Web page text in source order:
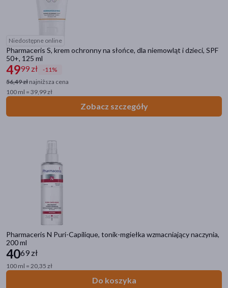
Niedostępne online
Pharmaceris S, krem ochronny na słońce, dla niemowląt i dzieci, SPF
50+, 125 ml
4999 zł
-11%
56,49 zł najniższa cena
100 ml = 39,99 zł
Zobacz szczegóły
Pharmaceris N Puri-Capilique, tonik-mgiełka wzmacniający naczynia,
200 ml
4069 zł
100 ml = 20,35 zł
Do koszyka
pokaż więcej